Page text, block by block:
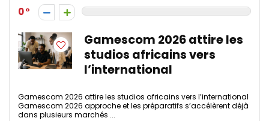
0
Gamescom 2026 attire les
studios africains vers
l’international
Gamescom 2026 attire les studios africains vers l’international
Gamescom 2026 approche et les préparatifs s’accélèrent déjà
dans plusieurs marchés ...